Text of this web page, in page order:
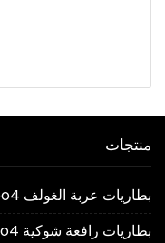
منتجات
بطاريات عربة الغولف lifepo4
بطاريات رافعة شوكية lifepo4